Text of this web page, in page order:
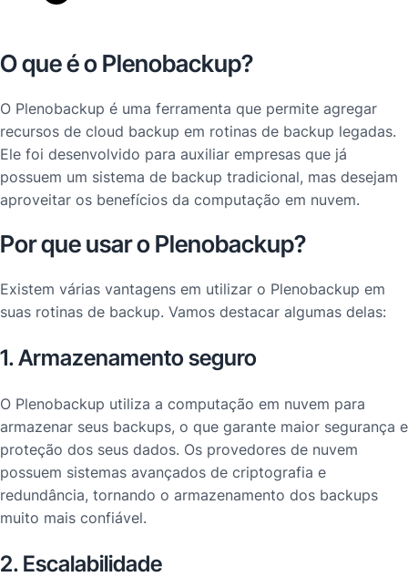
O que é o Plenobackup?
O Plenobackup é uma ferramenta que permite agregar
recursos de cloud backup em rotinas de backup legadas.
Ele foi desenvolvido para auxiliar empresas que já
possuem um sistema de backup tradicional, mas desejam
aproveitar os benefícios da computação em nuvem.
Por que usar o Plenobackup?
Existem várias vantagens em utilizar o Plenobackup em
suas rotinas de backup. Vamos destacar algumas delas:
1. Armazenamento seguro
O Plenobackup utiliza a computação em nuvem para
armazenar seus backups, o que garante maior segurança e
proteção dos seus dados. Os provedores de nuvem
possuem sistemas avançados de criptografia e
redundância, tornando o armazenamento dos backups
muito mais confiável.
2. Escalabilidade